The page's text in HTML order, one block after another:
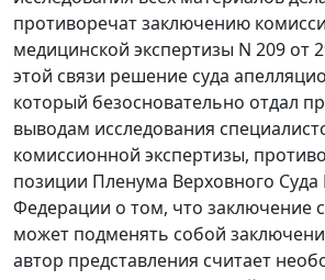
противоречат заключению
медицинской экспертизы N 209 от
этой связи решение суда
который безосновательно отдал
выводам исследования
комиссионной экспертизы,
позиции Пленума Верховного Суда
Федерации о том, что заключение
может подменять собой
автор представления считает